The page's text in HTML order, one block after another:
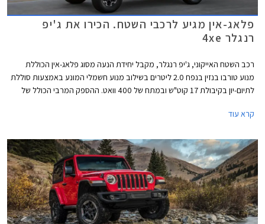
פלאג-אין מגיע לרכבי השטח. הכירו את ג'יפ
רנגלר 4xe
רכב השטח האייקוני, ג'יפ רנגלר, מקבל יחידת הנעה מסוג פלאג-אין הכוללת
מנוע טורבו בנזין בנפח 2.0 ליטרים בשילוב מנוע חשמלי המונע באמצעות סוללת
לתיום-יון בקיבולת 17 קוט"ש ובמתח של 400 וואט. ההספק המרבי הכולל של
קרא עוד